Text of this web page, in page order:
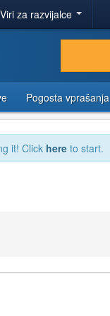
Viri za razvijalce
Pogosta vprašanja
it! Click here to start.